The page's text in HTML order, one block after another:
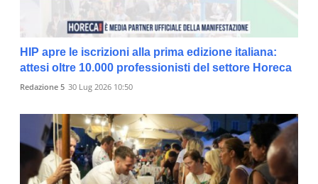
HIP apre le iscrizioni alla prima edizione italiana:
attesi oltre 10.000 professionisti del settore Horeca
Redazione 5 30 Lug 2026 10:50